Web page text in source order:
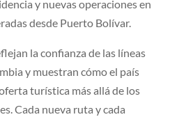
y nuevas operaciones en
desde Puerto Bolívar.
la confianza de las líneas
y muestran cómo el país
turística más allá de los
Cada nueva ruta y cada